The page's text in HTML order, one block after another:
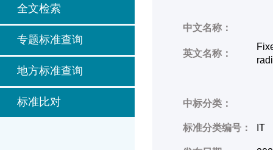
全文检索
专题标准查询
地方标准查询
标准比对
中文名称：
英文名称：
中标分类：
标准分类编号： IT